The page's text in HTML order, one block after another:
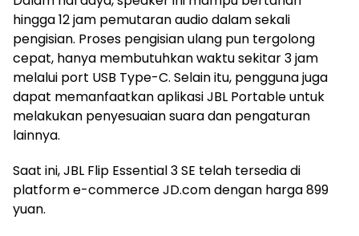
hingga 12 jam pemutaran audio dalam sekali
pengisian. Proses pengisian ulang pun tergolong
cepat, hanya membutuhkan waktu sekitar 3 jam
melalui port USB Type-C. Selain itu, pengguna juga
dapat memanfaatkan aplikasi JBL Portable untuk
melakukan penyesuaian suara dan pengaturan
lainnya.
Saat ini, JBL Flip Essential 3 SE telah tersedia di
platform e-commerce JD.com dengan harga 899
yuan.